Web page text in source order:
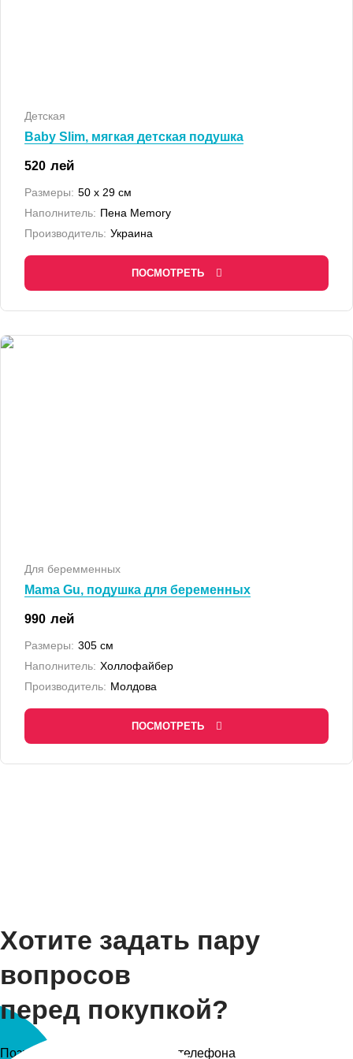
Детская
Baby Slim, мягкая детская подушка
520 лей
Размеры: 50 x 29 см
Наполнитель: Пена Memory
Производитель: Украина
ПОСМОТРЕТЬ
Для беремменных
Mama Gu, подушка для беременных
990 лей
Размеры: 305 см
Наполнитель: Холлофайбер
Производитель: Молдова
ПОСМОТРЕТЬ
Хотите задать пару
вопросов
перед покупкой?
Позвоните в салон по номеру телефона